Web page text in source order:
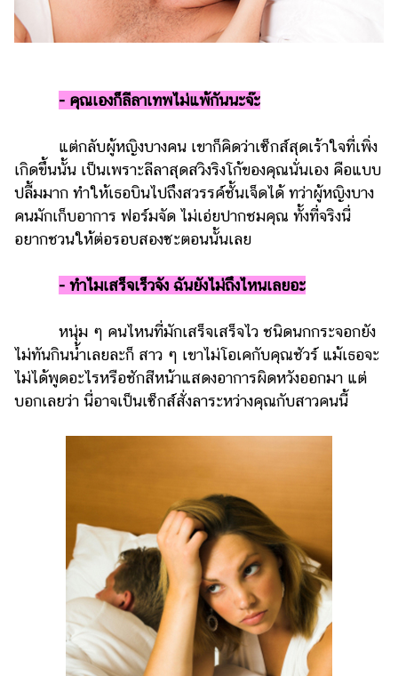
- คุณเองก็ลีลาเทพไม่แพ้กันนะจ๊ะ
แต่กลับผู้หญิงบางคน เขาก็คิดว่าเซ็กส์สุดเร้าใจที่เพิ่ง
เกิดขึ้นนั้น เป็นเพราะลีลาสุดสวิงริงโก้ของคุณนั่นเอง คือแบบ
ปลื้มมาก ทำให้เธอบินไปถึงสวรรค์ชั้นเจ็ดได้ ทว่าผู้หญิงบาง
คนมักเก็บอาการ ฟอร์มจัด ไม่เอ่ยปากชมคุณ ทั้งที่จริงนี่
อยากชวนให้ต่อรอบสองซะตอนนั้นเลย
- ทำไมเสร็จเร็วจัง ฉันยังไม่ถึงไหนเลยอะ
หนุ่ม ๆ คนไหนที่มักเสร็จเสร็จไว ชนิดนกกระจอกยัง
ไม่ทันกินน้ำเลยละก็ สาว ๆ เขาไม่โอเคกับคุณชัวร์ แม้เธอจะ
ไม่ได้พูดอะไรหรือชักสีหน้าแสดงอาการผิดหวังออกมา แต่
บอกเลยว่า นี่อาจเป็นเซ็กส์สั่งลาระหว่างคุณกับสาวคนนี้